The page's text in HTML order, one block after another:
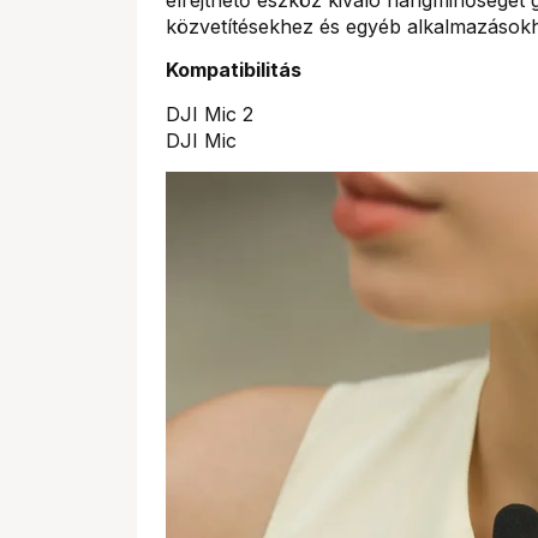
közvetítésekhez és egyéb
Kompatibilitás
DJI Mic 2
DJI Mic